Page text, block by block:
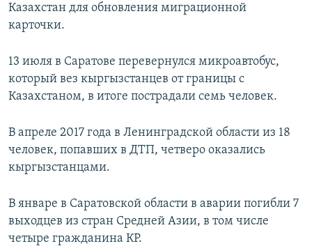
Казахстан для обновления миграционной
карточки.
13 июля в Саратове перевернулся микроавтобус,
который вез кыргызстанцев от границы с
Казахстаном, в итоге пострадали семь человек.
В апреле 2017 года в Ленинградской области из 18
человек, попавших в ДТП, четверо оказались
кыргызстанцами.
В январе в Саратовской области в аварии погибли 7
выходцев из стран Средней Азии, в том числе
четыре гражданина КР.